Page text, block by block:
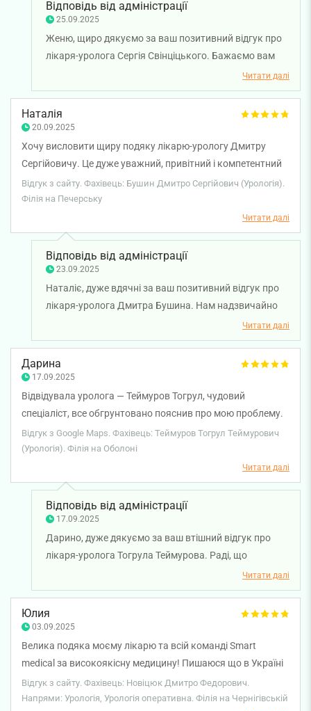
Відповідь від адміністрації
25.09.2025
Женю, щиро дякуємо за ваш позитивний відгук про
лікаря-уролога Сергія Свінціцького. Бажаємо вам
Читати далі
Наталія
20.09.2025
Хочу висловити щиру подяку лікарю-урологу Дмитру
Сергійовичу. Це дуже уважний, привітний і компетентний
спеціаліст. З першої хвилини спілкування відчувається
його щира зацікавленість у проблемі пацієнта, він уважно
вислуховує, пояснює все доступно та зрозуміло. Дуже
приємна людина з гарною енергетикою, яка викликає
довіру і спокій. Приємно бачити молодого лікаря з таким
професійним підходом і щирим ставленням до людей.
Рекомендую!
Відгук з сайту. Фахівець: Бушин Дмитро Сергійович (Урологія).
Філія на Печерську
Читати далі
Відповідь від адміністрації
23.09.2025
Наталіє, дуже вдячні за ваш позитивний відгук про
лікаря-уролога Дмитра Бушина. Нам надзвичайно
професійність лікаря вже з перших хвилин
спілкування. Обов’язково передамо ваші слова
лікарю — для нього це найкраща мотивація.
Бажаємо вам міцного здоров'я!
Читати далі
Дарина
17.09.2025
Відвідувала уролога — Теймуров Тогрул, чудовий
спеціаліст, все обгрунтовано пояснив про мою проблему.
Дякую, буду звертатись ще👌🏻
Відгук з Google Maps. Фахівець: Теймуров Тогрул Теймурович
(Урологія). Філія на Оболоні
Читати далі
Відповідь від адміністрації
17.09.2025
Дарино, дуже дякуємо за ваш втішний відгук про
лікаря-уролога Тогрула Теймурова. Раді, що
консультація у лікаря була для вас зрозумілою та
корисною. Бажаємо вам міцного здоров'я!
Читати далі
Юлия
03.09.2025
Велика подяка моєму лікарю та всій команді Smart
medical за високоякісну медицину! Пишаюся що в Україні
є такий якісний сервіс! Дуже обладнана клініка, гарний
персонал, гарний операційний протокол. З повагою, Юлія.
Відгук з сайту. Фахівець: Новіцюк Дмитро Федорович.
Напрями: Урологія, Урологія оперативна. Філія на Чернігівській